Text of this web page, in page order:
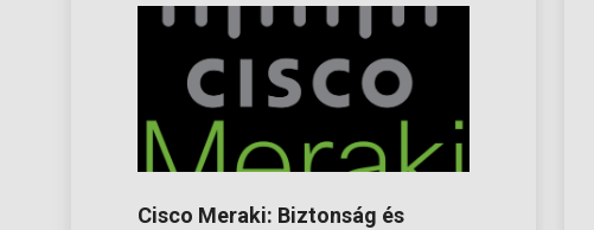
Cisco Meraki: Biztonság és